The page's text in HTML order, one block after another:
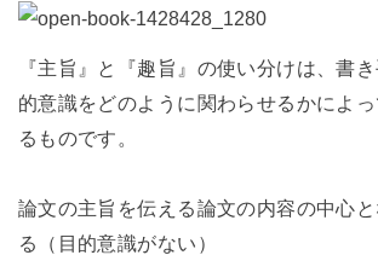
『主旨』と『趣旨』の使い分けは、書
的意識をどのように関わらせるかによっ
るものです。
論文の主旨を伝える論文の内容の中心
る（目的意識がない）